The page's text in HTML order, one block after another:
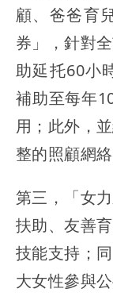
顧、爸爸育
券」，針對
助延托60小
補助至每年
用；此外，
整的照顧網絡
第三，「女
扶助、友善
技能支持；
大女性參與